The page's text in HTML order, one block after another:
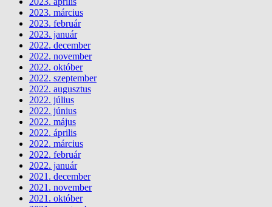
2023. március
2023. február
2023. január
2022. december
2022. november
2022. október
2022. szeptember
2022. augusztus
2022. július
2022. június
2022. május
2022. április
2022. március
2022. február
2022. január
2021. december
2021. november
2021. október